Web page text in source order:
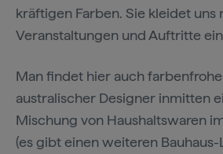
kräftigen Farben. Sie kleidet
Veranstaltungen und Auftritte
Man findet hier auch
australischer Designer inmitten
Mischung von Haushaltswaren
(es gibt einen weiteren